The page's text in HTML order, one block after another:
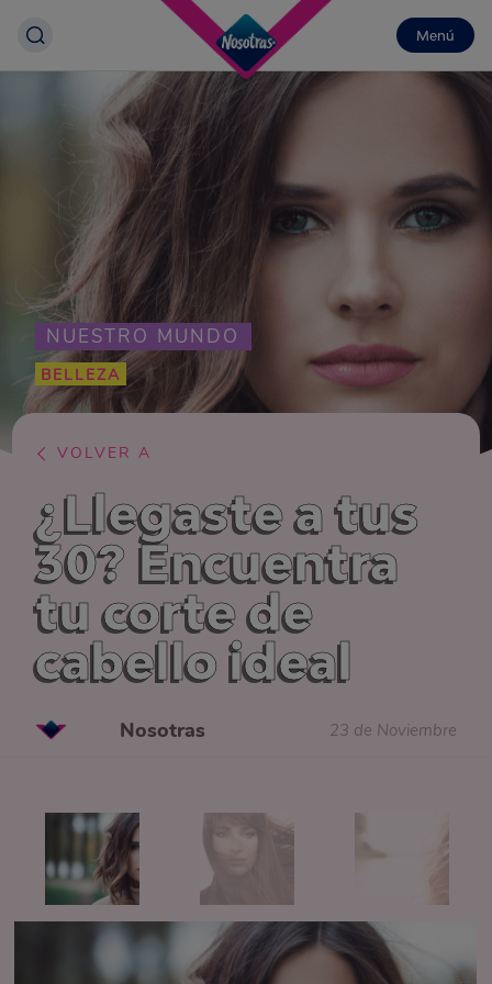
Menú
NUESTRO MUNDO
BELLEZA
VOLVER A
¿Llegaste a tus
30? Encuentra
tu corte de
cabello ideal
Nosotras 23 de Noviembre